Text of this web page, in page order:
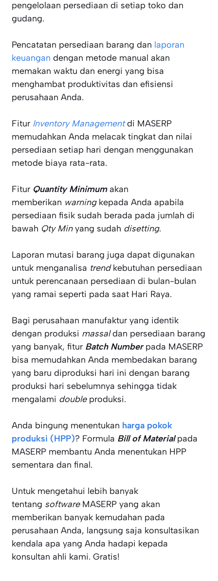
pengelolaan persediaan di setiap toko dan
gudang.
Pencatatan persediaan barang dan laporan
keuangan dengan metode manual akan
memakan waktu dan energi yang bisa
menghambat produktivitas dan efisiensi
perusahaan Anda.
Fitur Inventory Managementdi MASERP
memudahkan Anda melacak tingkat dan nilai
persediaan setiap hari dengan menggunakan
metode biaya rata-rata.
Fitur Quantity Minimum akan
memberikan warningkepada Anda apabila
persediaan fisik sudah berada pada jumlah di
bawah Qty Minyang sudah disetting.
Laporan mutasi barang juga dapat digunakan
untuk menganalisa trendkebutuhan persediaan
untuk perencanaan persediaan di bulan-bulan
yang ramai seperti pada saat Hari Raya.
Bagi perusahaan manufaktur yang identik
dengan produksi massaldan persediaan barang
yang banyak, fitur Batch Numberpada MASERP
bisa memudahkan Anda membedakan barang
yang baru diproduksi hari ini dengan barang
produksi hari sebelumnya sehingga tidak
mengalami doubleproduksi.
Anda bingung menentukan harga pokok
produksi (HPP)? Formula Bill of Materialpada
MASERP membantu Anda menentukan HPP
sementara dan final.
Untuk mengetahui lebih banyak
tentang softwareMASERP yang akan
memberikan banyak kemudahan pada
perusahaan Anda, langsung saja konsultasikan
kendala apa yang Anda hadapi kepada
konsultan ahli kami. Gratis!